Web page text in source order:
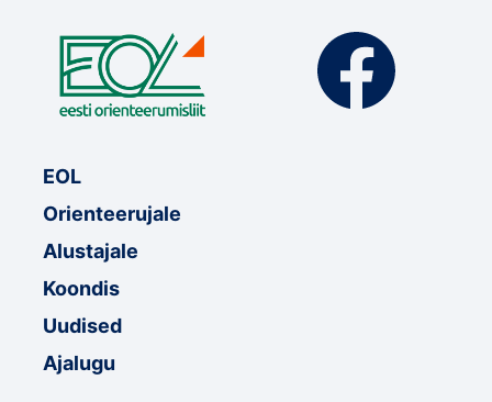
EOL
Orienteerujale
Alustajale
Koondis
Uudised
Ajalugu